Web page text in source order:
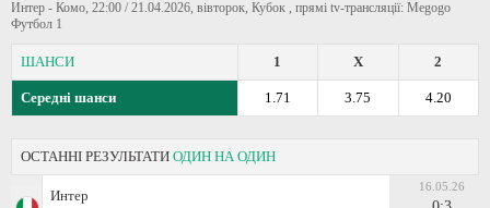
Интер - Комо, 22:00 / 21.04.2026, вівторок, Кубок , прямі tv-трансляції: Megogo
Футбол 1
ШАНСИ 2
X
1
Середні шанси 4.20
3.75
1.71
ОСТАННІ РЕЗУЛЬТАТИ ОДИН НА ОДИН
Интер
16.05.26